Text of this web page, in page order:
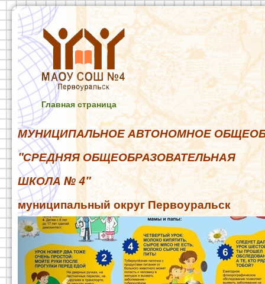
Главная страница
МУНИЦИПАЛЬНОЕ АВТОНОМНОЕ
"СРЕДНЯЯ ОБЩЕОБРАЗОВАТЕЛЬНАЯ
ШКОЛА № 4"
муниципальный округ Первоуральск